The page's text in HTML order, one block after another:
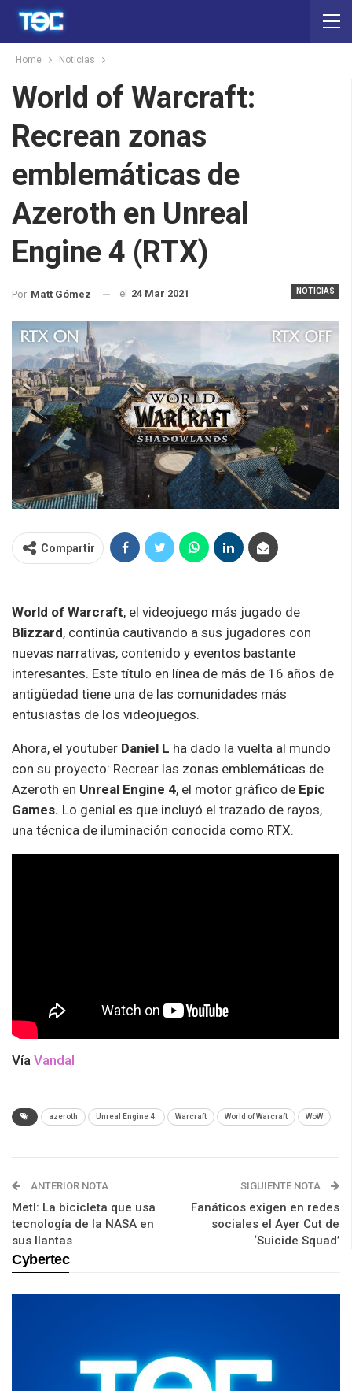
Home Noticias
World of Warcraft:
Recrean zonas
emblemáticas de
Azeroth en Unreal
Engine 4 (RTX)
NOTICIAS
Por Matt Gómez el 24 Mar 2021
Compartir
World of Warcraft, el videojuego más jugado de
Blizzard, continúa cautivando a sus jugadores con
nuevas narrativas, contenido y eventos bastante
interesantes. Este título en línea de más de 16 años de
antigüedad tiene una de las comunidades más
entusiastas de los videojuegos.
Ahora, el youtuber Daniel L ha dado la vuelta al mundo
con su proyecto: Recrear las zonas emblemáticas de
Azeroth en Unreal Engine 4, el motor gráfico de Epic
Games. Lo genial es que incluyó el trazado de rayos,
una técnica de iluminación conocida como RTX.
Vía Vandal
azeroth Unreal Engine 4. Warcraft World of Warcraft WoW
ANTERIOR NOTA
Metl: La bicicleta que usa
tecnología de la NASA en
sus llantas
SIGUIENTE NOTA
Fanáticos exigen en redes
sociales el Ayer Cut de
‘Suicide Squad’
Cybertec